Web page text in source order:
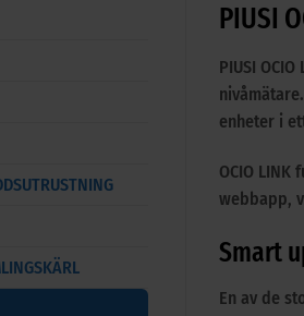
PIUSI
PIUSI
enheter i
OCIO
webbapp,
Smart
En av de